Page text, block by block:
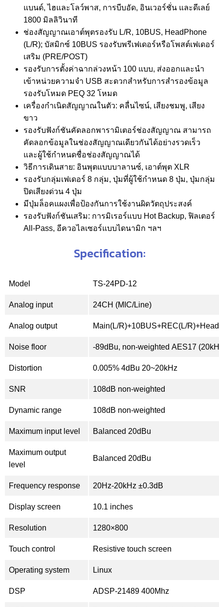
แบนด์, ไฮและโลว์พาส, การบีบอัด, อินเวอร์ชั่น และดีเลย์
1800 มิลลิวินาที
ช่องสัญญาณเอาต์พุตรองรับ L/R, 10BUS, HeadPhone
(L/R); บัสมิกซ์ 10BUS รองรับพรีเฟเดอร์หรือโพสต์เฟเดอร์
เสริม (PRE/POST)
รองรับการตั้งค่าฉากล่วงหน้า 100 แบบ, ส่งออกและนำ
เข้าหน่วยความจำ USB สะดวกสำหรับการสำรองข้อมูล
รองรับโหมด PEQ 32 โหมด
เครื่องกำเนิดสัญญาณในตัว: คลื่นไซน์, เสียงชมพู, เสียง
ขาว
รองรับฟังก์ชันคัดลอกพารามิเตอร์ช่องสัญญาณ สามารถ
คัดลอกข้อมูลในช่องสัญญาณเดียวกันได้อย่างรวดเร็ว
และผู้ใช้กำหนดชื่อช่องสัญญาณได้
วิธีการเดินสาย: อินพุตแบบบาลานซ์, เอาต์พุต XLR
รองรับกลุ่มเฟเดอร์ 8 กลุ่ม, ปุ่มที่ผู้ใช้กำหนด 8 ปุ่ม, ปุ่มกลุ่ม
ปิดเสียงด่วน 4 ปุ่ม
มีปุ่มล็อคแผงเพื่อป้องกันการใช้งานผิดวัตถุประสงค์
รองรับฟังก์ชันเสริม: การมิเรอร์แบบ Hot Backup, ฟิลเตอร์
All-Pass, อีควอไลเซอร์แบบไดนามิก ฯลฯ
Specification:
Model TS-24PD-12
Analog input 24CH (MIC/Line)
Analog output Main(L/R)+10BUS+REC(L/
Noise floor -89dBu, non-weighted AES17
Distortion 0.005% 4dBu 20~20kHz
SNR 108dB non-weighted
Dynamic range 108dB non-weighted
Maximum input level Balanced 20dBu
Maximum output
level
Balanced 20dBu
Frequency response 20Hz-20kHz ±0.3dB
Display screen 10.1 inches
Resolution 1280×800
Touch control Resistive touch screen
Operating system Linux
DSP ADSP-21489 400Mhz